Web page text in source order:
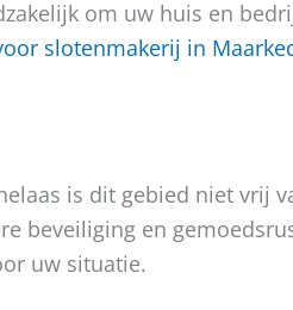
om uw huis en
slotenmakerij in
is dit gebied niet vrij
beveiliging en
uw situatie.